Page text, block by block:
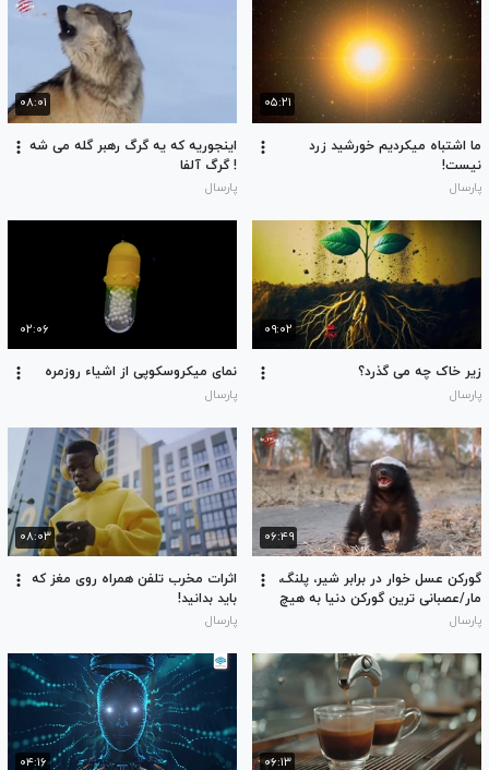
۰۵:۲۱
ما اشتباه میکردیم خورشید زرد
نیست!
پارسال
۰۸:۰۱
اینجوریه که یه گرگ رهبر گله می شه
! گرگ آلفا
پارسال
۰۹:۰۲
زیر خاک چه می گذرد؟
پارسال
۰۲:۰۶
نمای میکروسکوپی از اشیاء روزمره
پارسال
۰۶:۴۹
گورکن عسل خوار در برابر شیر، پلنگ،
مار/عصبانی ترین گورکن دنیا به هیچ
چیز اهمیت نمی دهد!
پارسال
۰۸:۰۳
اثرات مخرب تلفن همراه روی مغز که
باید بدانید!
پارسال
۰۶:۱۳ ۰۴:۱۶